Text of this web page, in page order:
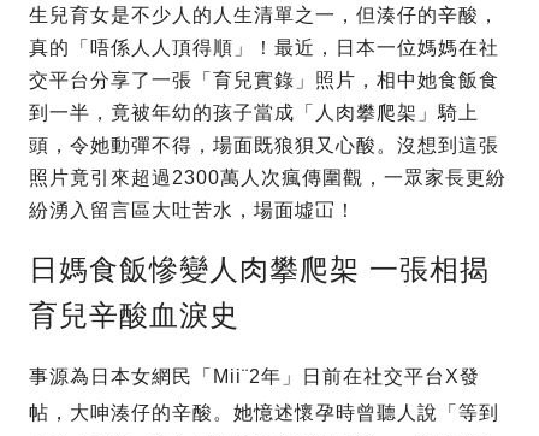
生兒育女是不少人的人生清單之一，但湊仔的辛酸，
真的「唔係人人頂得順」！最近，日本一位媽媽在社
交平台分享了一張「育兒實錄」照片，相中她食飯食
到一半，竟被年幼的孩子當成「人肉攀爬架」騎上
頭，令她動彈不得，場面既狼狽又心酸。沒想到這張
照片竟引來超過2300萬人次瘋傳圍觀，一眾家長更紛
紛湧入留言區大吐苦水，場面墟冚！
日媽食飯慘變人肉攀爬架 一張相揭
育兒辛酸血淚史
事源為日本女網民「Mii¨2年」日前在社交平台X發
帖，大呻湊仔的辛酸。她憶述懷孕時曾聽人說「等到